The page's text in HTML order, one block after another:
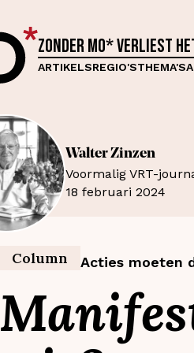
Zonder MO* verliest
ARTIKELSREGIO'STHEMA'S
WalterZinzen
Voormalig VRT-
18 februari 2024
Column Acties moeten